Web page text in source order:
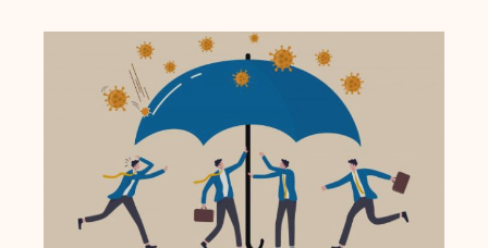
pe cale să pună la...